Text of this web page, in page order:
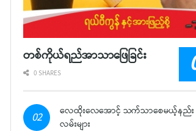
တစ်ကိုယ်ရည်အာသာဖြေခြင်း
0 SHARES
လေထိုးလေအောင့် သက်သာစေမယ့်နည်း
လမ်းများ